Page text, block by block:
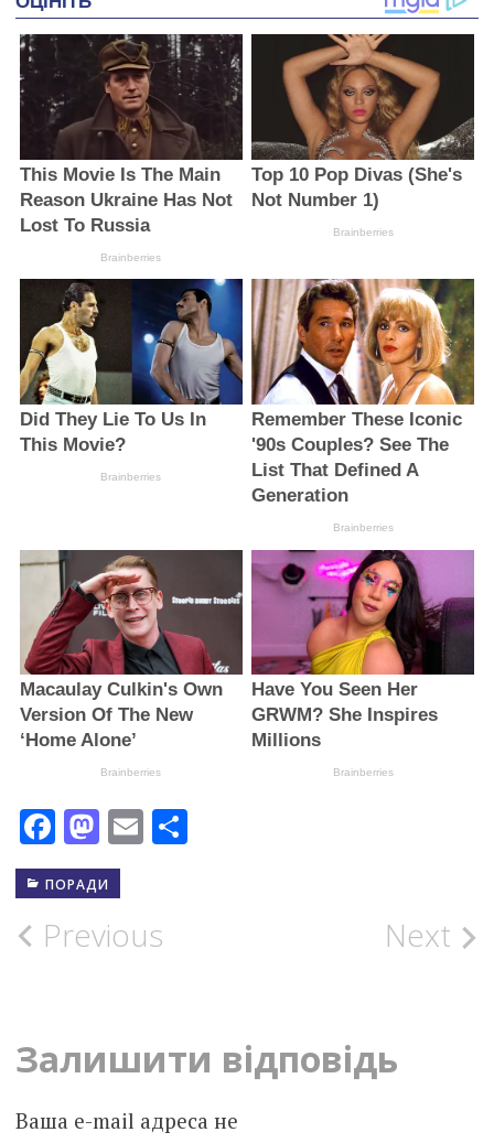
Facebook
Mastodon
EmailПоділитися
ПОРАДИ
Post
Previous Next
Залишити відповідь
Ваша e-mail адреса не